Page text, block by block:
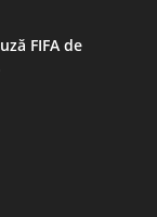
FIFA de